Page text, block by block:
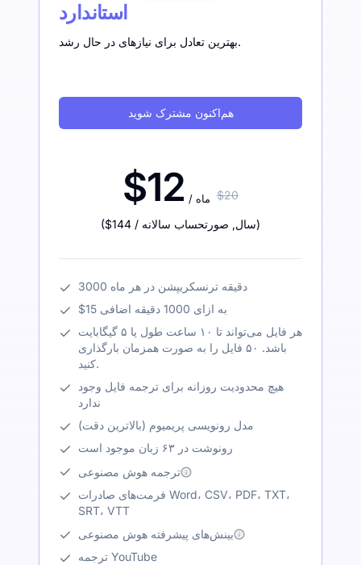
استاندارد
بهترین تعادل برای نیازهای در حال رشد.
هم‌اکنون مشترک شوید
$12 / ماه $20
($144 / سال, صورتحساب سالانه )
3000 دقیقه ترنسکریپشن در هر ماه
$15 به ازای 1000 دقیقه اضافی
هر فایل می‌تواند تا ۱۰ ساعت طول یا ۵ گیگابایت
باشد. ۵۰ فایل را به صورت همزمان بارگذاری
کنید.
هیچ محدودیت روزانه برای ترجمه فایل وجود
ندارد
مدل رونویسی پریمیوم (بالاترین دقت)
رونوشت در ۶۳ زبان موجود است
ترجمه هوش مصنوعی
فرمت‌های صادرات Word، CSV، PDF، TXT،
SRT، VTT
بینش‌های پیشرفته هوش مصنوعی
ترجمه YouTube